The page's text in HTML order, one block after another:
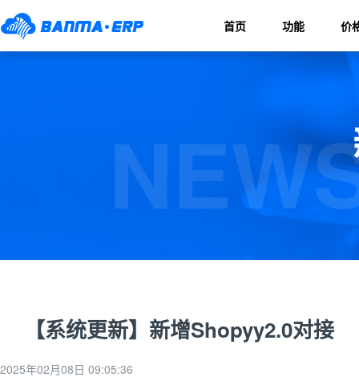
首页 功能 价
【系统更新】新增Shopyy2.0对接
2025年02月08日 09:05:36